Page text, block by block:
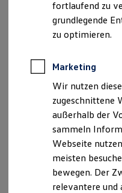
Garantien
Kfz-
Wartungsverträge
Reparatur &
Sommer-
Reparatur,
Service-
ServicePlus
Economy
Räder &
Notdienst
Software,
California
info@auto-
089/936068
Freitag
fortlaufend zu
grundlegende
zu optimieren.
Marketing
Wir nutzen
zugeschnittene
außerhalb der
sammeln
Webseite
meisten
bewegen. Der
relevantere und